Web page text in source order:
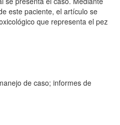
este paciente, el artículo se
que representa el pez
de caso; informes de